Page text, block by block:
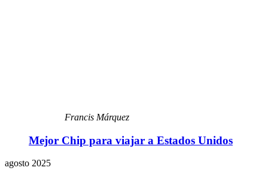
Francis Márquez
Mejor Chip para viajar a Estados Unidos
agosto 2025